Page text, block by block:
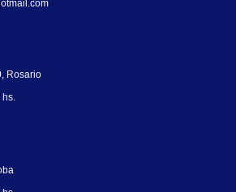
Rosario
hs.